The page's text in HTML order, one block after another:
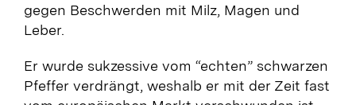
gegen Beschwerden mit Milz, Magen und
Leber.
Er wurde sukzessive vom “echten” schwarzen
Pfeffer verdrängt, weshalb er mit der Zeit fast